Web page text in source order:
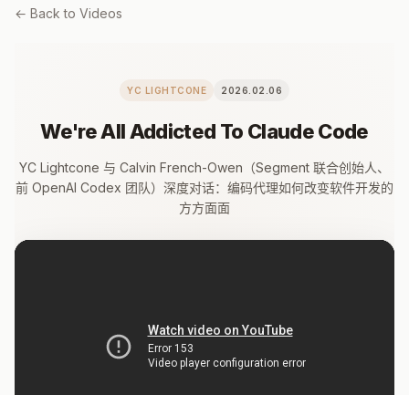
← Back to Videos
YC LIGHTCONE 2026.02.06
We're All Addicted To Claude Code
YC Lightcone 与 Calvin French-Owen（Segment 联合创始人、
前 OpenAI Codex 团队）深度对话：编码代理如何改变软件开发的
方方面面